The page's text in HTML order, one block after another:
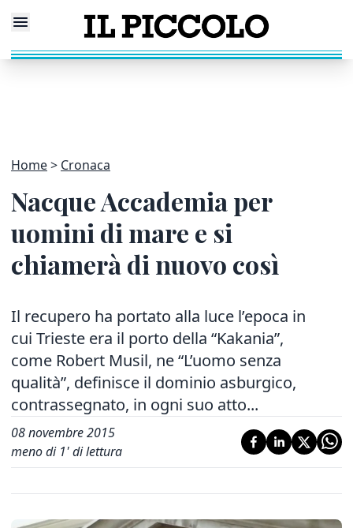
Home Cronaca
Nacque Accademia per
uomini di mare e si
chiamerà di nuovo così
Il recupero ha portato alla luce l’epoca in
cui Trieste era il porto della “Kakania”,
come Robert Musil, ne “L’uomo senza
qualità”, definisce il dominio asburgico,
contrassegnato, in ogni suo atto...
08 novembre 2015
meno di 1' di lettura